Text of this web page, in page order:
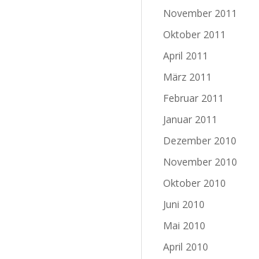
November 2011
Oktober 2011
April 2011
März 2011
Februar 2011
Januar 2011
Dezember 2010
November 2010
Oktober 2010
Juni 2010
Mai 2010
April 2010